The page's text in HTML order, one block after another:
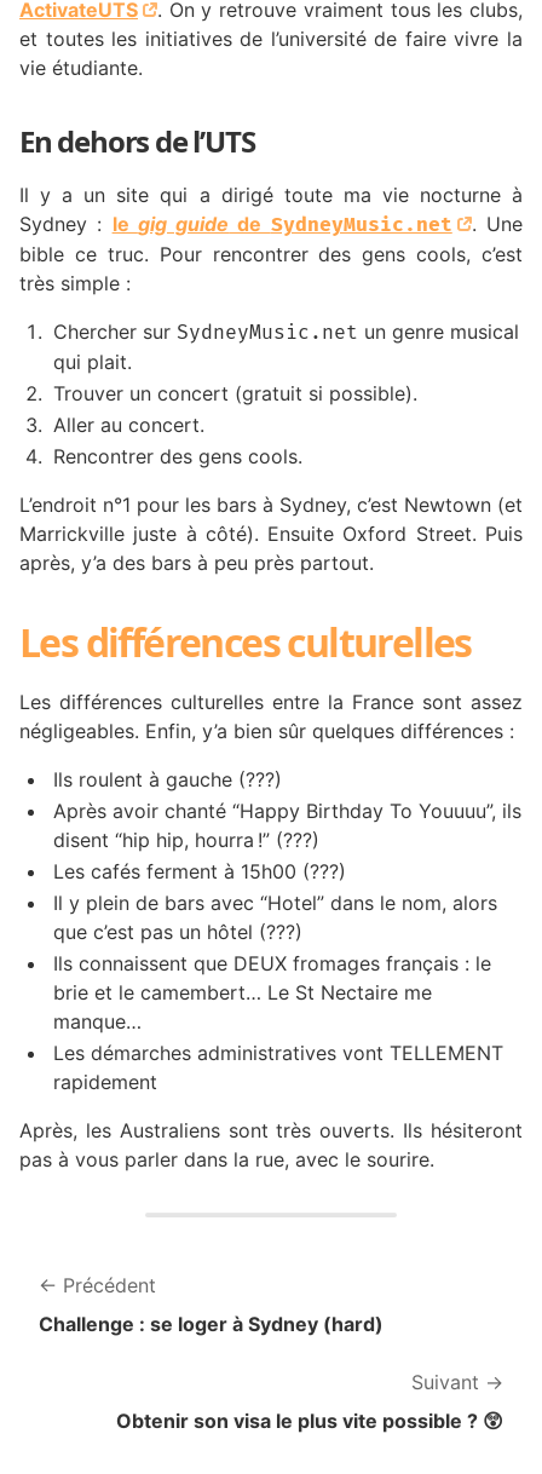
ActivateUTS
. On y retrouve vraiment tous les clubs,
et toutes les initiatives de l’université de faire vivre la
vie étudiante.
En dehors de l’UTS
Il y a un site qui a dirigé toute ma vie nocturne à
Sydney : le gig guide de SydneyMusic.net
. Une
bible ce truc. Pour rencontrer des gens cools, c’est
très simple :
Chercher sur SydneyMusic.net un genre musical
qui plait.
Trouver un concert (gratuit si possible).
Aller au concert.
Rencontrer des gens cools.
L’endroit n°1 pour les bars à Sydney, c’est Newtown (et
Marrickville juste à côté). Ensuite Oxford Street. Puis
après, y’a des bars à peu près partout.
Les différences culturelles
Les différences culturelles entre la France sont assez
négligeables. Enfin, y’a bien sûr quelques différences :
Ils roulent à gauche (???)
Après avoir chanté “Happy Birthday To Youuuu”, ils
disent “hip hip, hourra !” (???)
Les cafés ferment à 15h00 (???)
Il y plein de bars avec “Hotel” dans le nom, alors
que c’est pas un hôtel (???)
Ils connaissent que DEUX fromages français : le
brie et le camembert… Le St Nectaire me
manque…
Les démarches administratives vont TELLEMENT
rapidement
Après, les Australiens sont très ouverts. Ils hésiteront
pas à vous parler dans la rue, avec le sourire.
Précédent
Challenge : se loger à Sydney (hard)
Suivant
Obtenir son visa le plus vite possible ? 😲